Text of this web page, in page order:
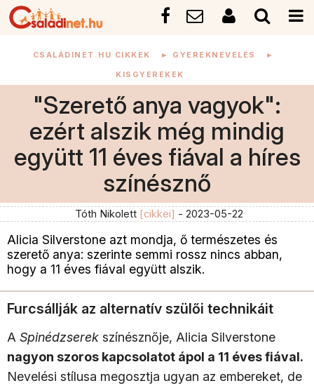
CSALÁDINET.HU CIKKEK ► GYEREKNEVELÉS ►
KISGYEREKEK
"Szerető anya vagyok":
ezért alszik még mindig
együtt 11 éves fiával a híres
színésznő
Tóth Nikolett [cikkei] - 2023-05-22
Alicia Silverstone azt mondja, ő természetes és
szerető anya: szerinte semmi rossz nincs abban,
hogy a 11 éves fiával együtt alszik.
Furcsállják az alternatív szülői technikáit
A Spinédzserek színésznője, Alicia Silverstone
nagyon szoros kapcsolatot ápol a 11 éves fiával.
Nevelési stílusa megosztja ugyan az embereket, de